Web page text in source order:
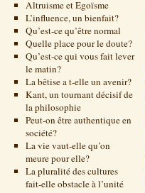
Altruisme et Egoïsme
L’influence, un bienfait?
Qu’est-ce qu’être normal
Quelle place pour le doute?
Qu’est-ce qui vous fait lever
le matin?
La bêtise a t-elle un avenir?
Kant, un tournant décisif de
la philosophie
Peut-on être authentique en
société?
La vie vaut-elle qu’on
meure pour elle?
La pluralité des cultures
fait-elle obstacle à l’unité